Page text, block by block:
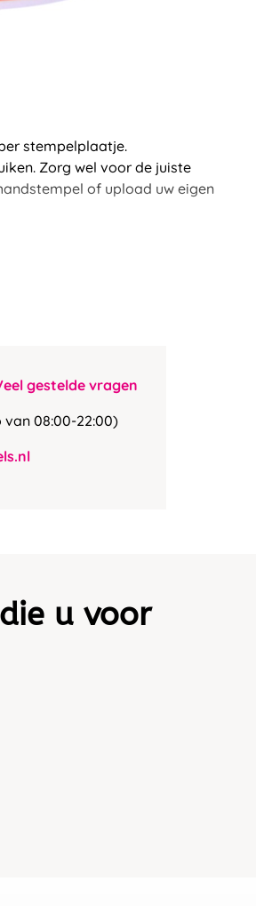
stempelplaatje.
Zorg wel voor de juiste
of upload uw eigen
gestelde vragen
08:00-22:00)
u voor